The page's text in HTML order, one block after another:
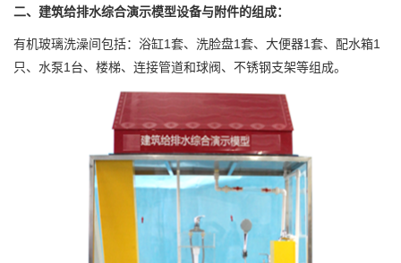
二、建筑给排水综合演示模型设备与附件的组成：
有机玻璃洗澡间包括：浴缸1套、洗脸盘1套、大便器1套、配水箱1
只、水泵1台、楼梯、连接管道和球阀、不锈钢支架等组成。